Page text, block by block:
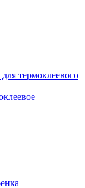
термоклеевого